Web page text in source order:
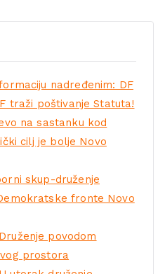
nadređenim: DF
traži poštivanje Statuta!
na sastanku kod
cilj je bolje Novo
skup-druženje
fronte Novo
povodom
prostora